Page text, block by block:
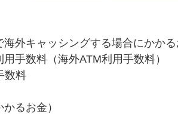
海外キャッシングする場合にかか
手数料（海外ATM利用手数料）
数料
るお金）